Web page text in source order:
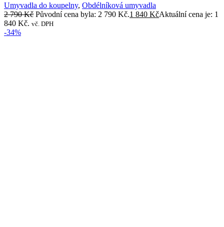
Umyvadla do koupelny, Obdélníková umyvadla
2 790Kč Původní cena byla: 2 790 Kč.1 840 KčAktuální cena je: 1
840 Kč. vč. DPH
-34%